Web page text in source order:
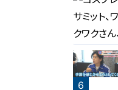
4
6